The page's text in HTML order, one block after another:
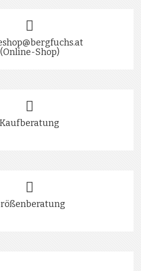
(Online-Shop)
Kaufberatung